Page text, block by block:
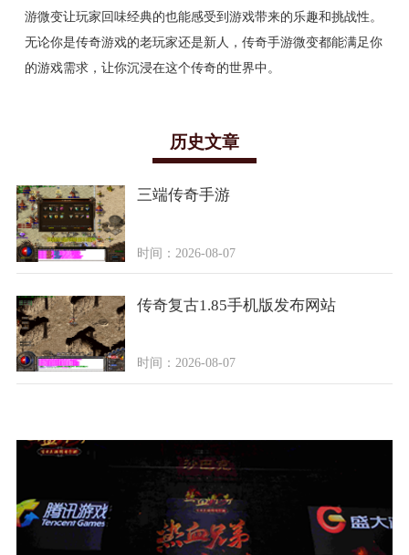
游微变让玩家回味经典的也能感受到游戏带来的乐趣和挑战性。
无论你是传奇游戏的老玩家还是新人，传奇手游微变都能满足你
的游戏需求，让你沉浸在这个传奇的世界中。
历史文章
三端传奇手游
时间：2026-08-07
传奇复古1.85手机版发布网站
时间：2026-08-07